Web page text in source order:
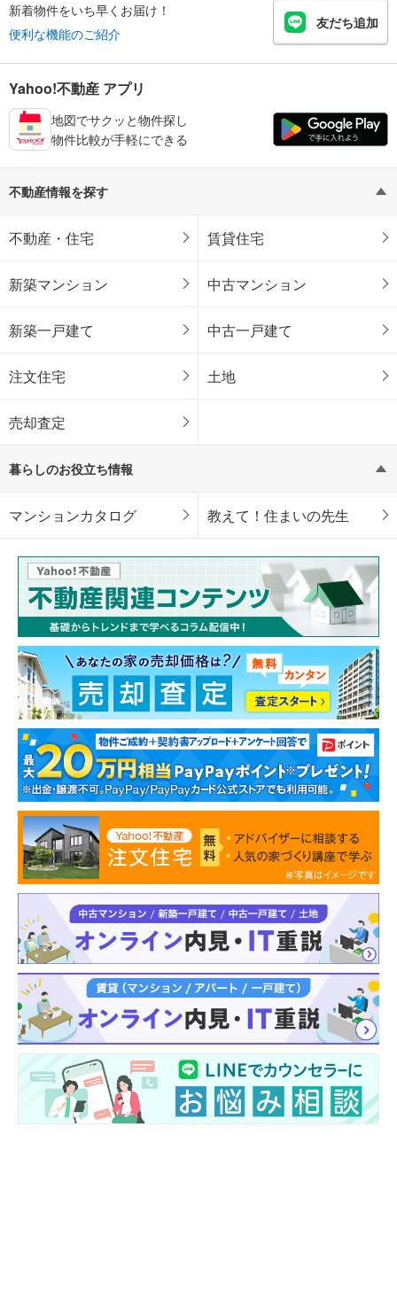
新着物件をいち早くお届け！
便利な機能のご紹介
友だち追加
Yahoo!不動産 アプリ
地図でサクッと物件探し
物件比較が手軽にできる
不動産情報を探す
不動産・住宅 賃貸住宅
新築マンション 中古マンション
新築一戸建て 中古一戸建て
注文住宅 土地
売却査定
暮らしのお役立ち情報
マンションカタログ 教えて！住まいの先生